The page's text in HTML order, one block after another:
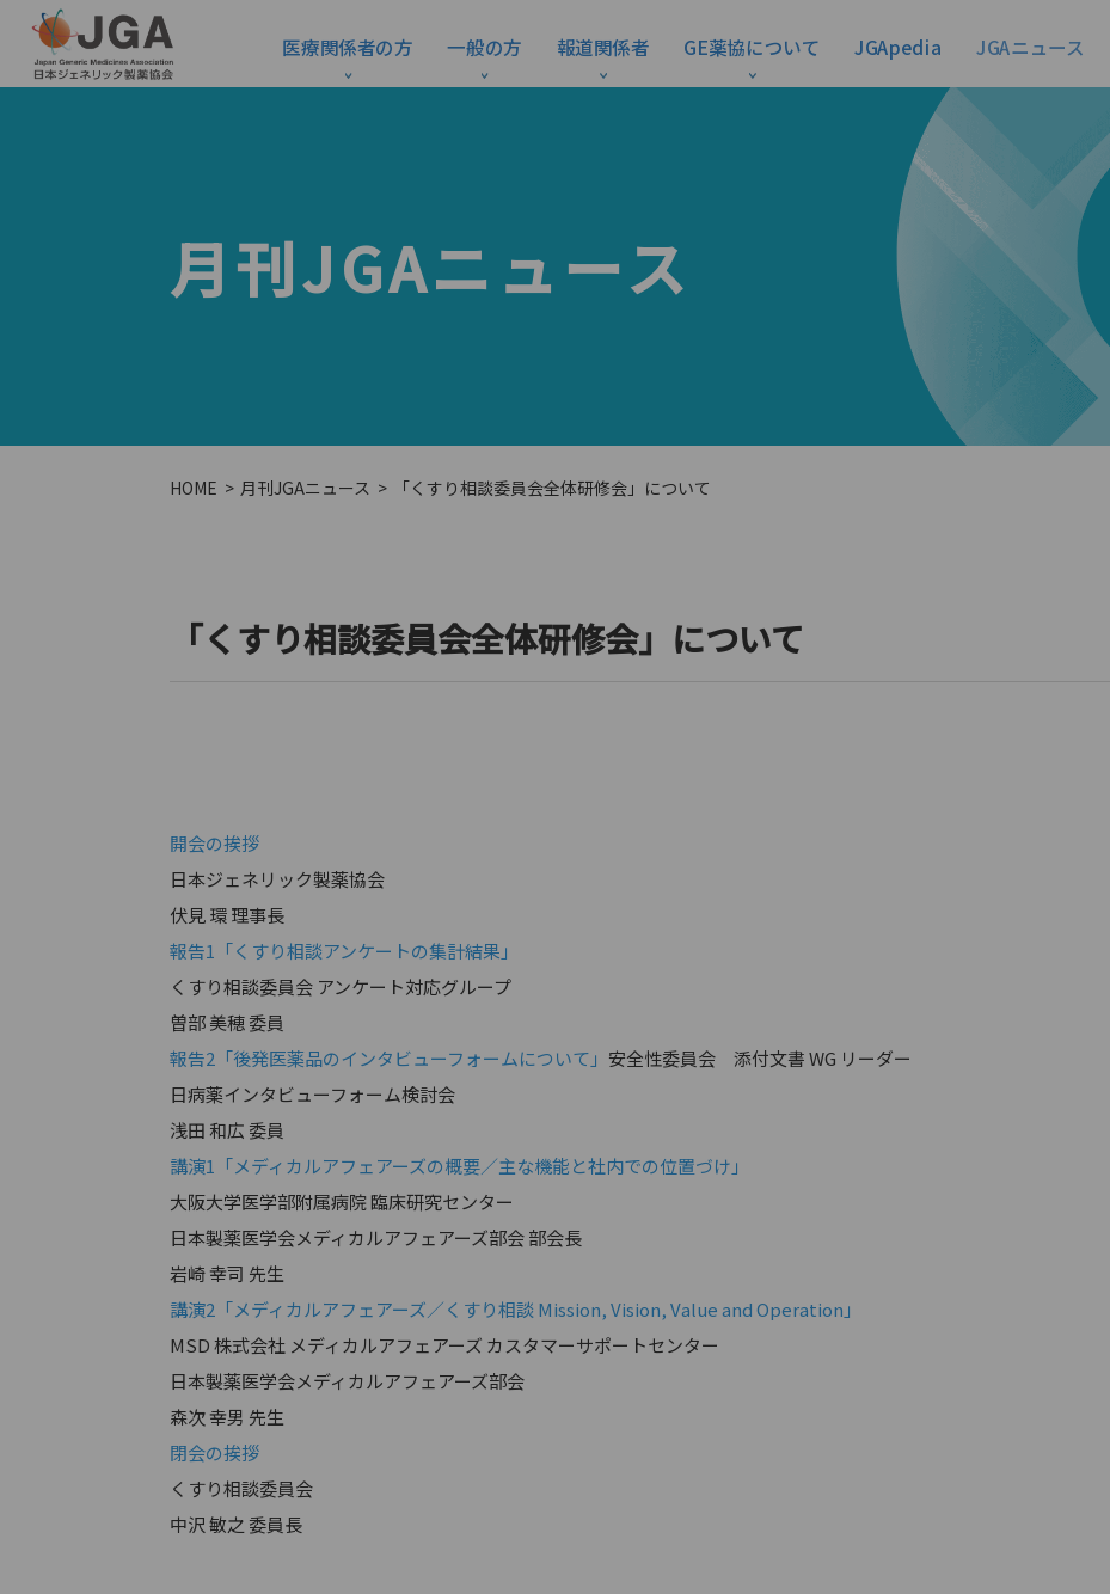
医療関係者の方 一般の方 報道関係者 GE薬協について JGApedia JGAニュース
月刊JGAニュース
HOME 月刊JGAニュース 「くすり相談委員会全体研修会」について
「くすり相談委員会全体研修会」について
開会の挨拶
日本ジェネリック製薬協会
伏見 環 理事長
報告1「くすり相談アンケートの集計結果」
くすり相談委員会 アンケート対応グループ
曽部 美穂 委員
報告2「後発医薬品のインタビューフォームについて」 安全性委員会 添付文書 WG リーダー
日病薬インタビューフォーム検討会
浅田 和広 委員
講演1「メディカルアフェアーズの概要／主な機能と社内での位置づけ」
大阪大学医学部附属病院 臨床研究センター
日本製薬医学会メディカルアフェアーズ部会 部会長
岩崎 幸司 先生
講演2「メディカルアフェアーズ／くすり相談 Mission, Vision, Value and Operation」
MSD 株式会社 メディカルアフェアーズ カスタマーサポートセンター
日本製薬医学会メディカルアフェアーズ部会
森次 幸男 先生
閉会の挨拶
くすり相談委員会
中沢 敏之 委員長